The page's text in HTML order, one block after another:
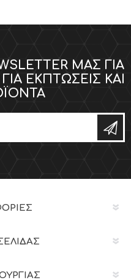
ΜΑΣ ΓΙΑ
ΕΚΠΤΏΣΕΙΣ ΚΑΙ